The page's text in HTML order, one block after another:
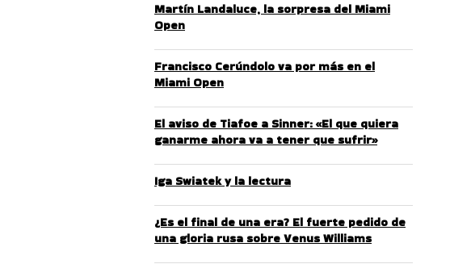
Martín Landaluce, la sorpresa del Miami
Open
Francisco Cerúndolo va por más en el
Miami Open
El aviso de Tiafoe a Sinner: «El que quiera
ganarme ahora va a tener que sufrir»
Iga Swiatek y la lectura
¿Es el final de una era? El fuerte pedido de
una gloria rusa sobre Venus Williams